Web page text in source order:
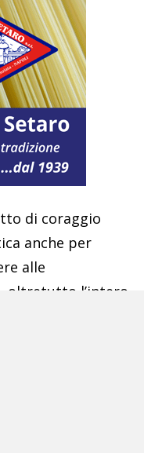
di coraggio
anche per
alle
oltretutto l’intero